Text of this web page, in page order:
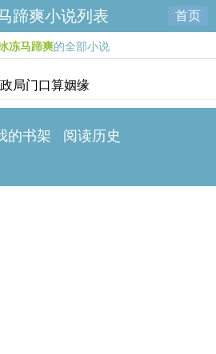
蹄爽小说列表 首页
冻马蹄爽的全部小说
局门口算姻缘
的书架 阅读历史